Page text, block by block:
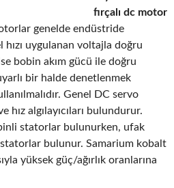
fırçalı dc motor
genelde endüstride
hızı uygulanan voltajla doğru
bobin akım gücü ile doğru
bir halde denetlenmek
Genel DC servo
algılayıcıları bulundurur.
statorlar bulunurken, ufak
statorlar bulunur. Samarium kobalt
yüksek güç/ağırlık oranlarına